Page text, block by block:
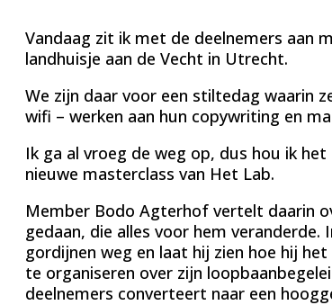
Vandaag zit ik met de deelnemers aan
landhuisje aan de Vecht in Utrecht.
We zijn daar voor een stiltedag waarin
wifi – werken aan hun copywriting en
Ik ga al vroeg de weg op, dus hou ik
nieuwe masterclass van Het Lab.
Member Bodo Agterhof vertelt daarin
gedaan, die alles voor hem
gordijnen weg en laat hij zien hoe hij
te organiseren over zijn
deelnemers converteert naar een